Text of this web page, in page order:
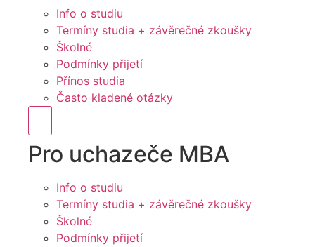
Info o studiu
Termíny studia + závěrečné zkoušky
Školné
Podmínky přijetí
Přínos studia
Často kladené otázky
Pro uchazeče MBA
Info o studiu
Termíny studia + závěrečné zkoušky
Školné
Podmínky přijetí